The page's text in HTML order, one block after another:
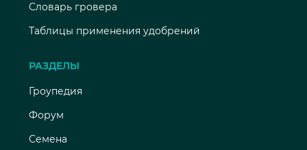
Словарь гровера
Таблицы применения удобрений
РАЗДЕЛЫ
Гроупедия
Форум
Семена